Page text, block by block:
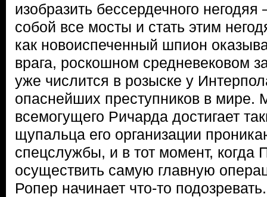
изобразить бессердечного
собой все мосты и стать этим
как новоиспеченный шпион
врага, роскошном средневековом
уже числится в розыске у
опаснейших преступников в мире.
всемогущего Ричарда достигает
щупальца его организации
спецслужбы, и в тот момент, когда
осуществить самую главную
Ропер начинает что-то